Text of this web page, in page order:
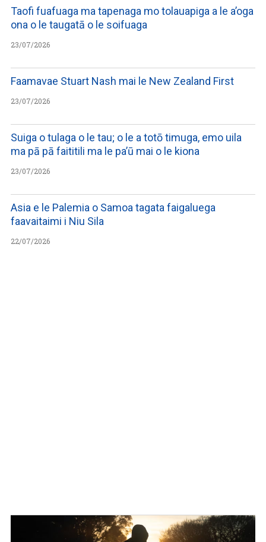
Taofi fuafuaga ma tapenaga mo tolauapiga a le a’oga
ona o le taugatā o le soifuaga
23/07/2026
Faamavae Stuart Nash mai le New Zealand First
23/07/2026
Suiga o tulaga o le tau; o le a totō timuga, emo uila
ma pā pā faititili ma le pa’ū mai o le kiona
23/07/2026
Asia e le Palemia o Samoa tagata faigaluega
faavaitaimi i Niu Sila
22/07/2026